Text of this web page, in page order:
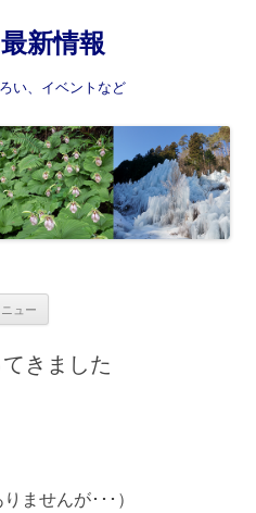
新情報
い、イベントなど
ュー
ン
ツ
きました
ませんが･･･）